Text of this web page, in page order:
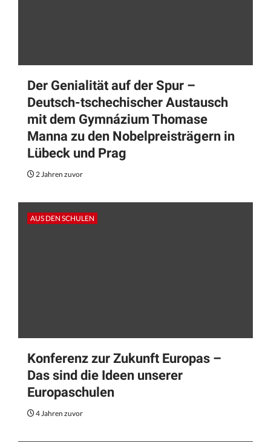
Der Genialität auf der Spur –
Deutsch-tschechischer Austausch
mit dem Gymnázium Thomase
Manna zu den Nobelpreisträgern in
Lübeck und Prag
2 Jahren zuvor
AUS DEN SCHULEN
Konferenz zur Zukunft Europas –
Das sind die Ideen unserer
Europaschulen
4 Jahren zuvor